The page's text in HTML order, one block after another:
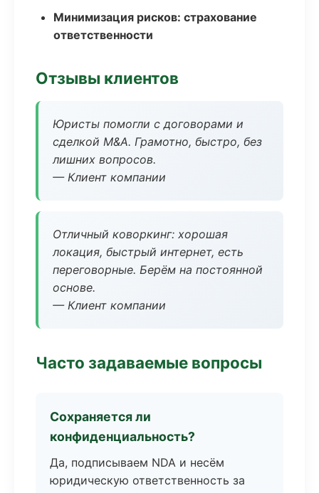
Минимизация рисков: страхование
ответственности
Отзывы клиентов
Юристы помогли с договорами и
сделкой M&A. Грамотно, быстро, без
лишних вопросов.
— Клиент компании
Отличный коворкинг: хорошая
локация, быстрый интернет, есть
переговорные. Берём на постоянной
основе.
— Клиент компании
Часто задаваемые вопросы
Сохраняется ли
конфиденциальность?
Да, подписываем NDA и несём
юридическую ответственность за